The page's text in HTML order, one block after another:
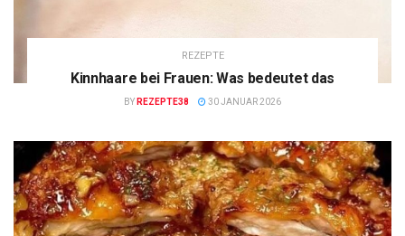
REZEPTE
Kinnhaare bei Frauen: Was bedeutet das
BY REZEPTE38 30 JANUAR 2026